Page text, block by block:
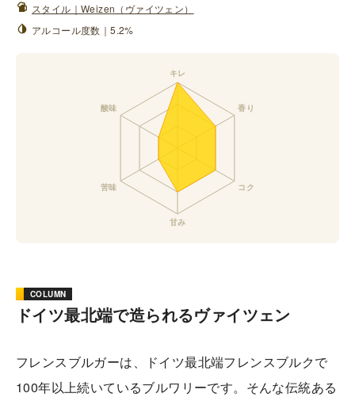
スタイル｜Weizen（ヴァイツェン）
アルコール度数｜5.2%
COLUMN
ドイツ最北端で造られるヴァイツェン
フレンスブルガーは、ドイツ最北端フレンスブルクで
100年以上続いているブルワリーです。そんな伝統ある